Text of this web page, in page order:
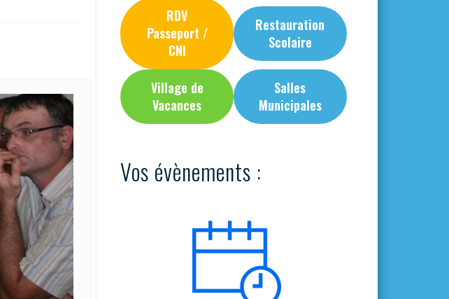
RDV
Passeport /
CNI
Restauration
Scolaire
Village de
Vacances
Salles
Municipales
Vos évènements :